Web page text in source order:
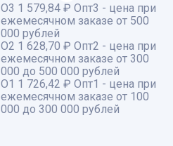
О3 1 579,84 ₽ Опт3 - цена при
ежемесячном заказе от 500
000 рублей
О2 1 628,70 ₽ Опт2 - цена при
ежемесячном заказе от 300
000 до 500 000 рублей
О1 1 726,42 ₽ Опт1 - цена при
ежемесячном заказе от 100
000 до 300 000 рублей